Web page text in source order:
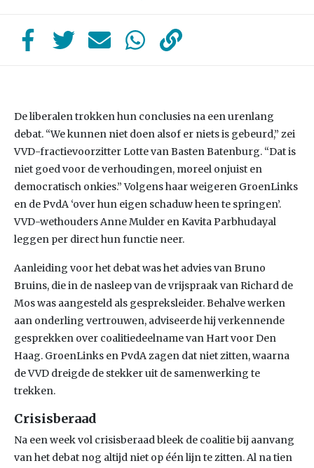
De liberalen trokken hun conclusies na een urenlang
debat. “We kunnen niet doen alsof er niets is gebeurd,” zei
VVD-fractievoorzitter Lotte van Basten Batenburg. “Dat is
niet goed voor de verhoudingen, moreel onjuist en
democratisch onkies.” Volgens haar weigeren GroenLinks
en de PvdA ‘over hun eigen schaduw heen te springen’.
VVD-wethouders Anne Mulder en Kavita Parbhudayal
leggen per direct hun functie neer.
Aanleiding voor het debat was het advies van Bruno
Bruins, die in de nasleep van de vrijspraak van Richard de
Mos was aangesteld als gespreksleider. Behalve werken
aan onderling vertrouwen, adviseerde hij verkennende
gesprekken over coalitiedeelname van Hart voor Den
Haag. GroenLinks en PvdA zagen dat niet zitten, waarna
de VVD dreigde de stekker uit de samenwerking te
trekken.
Crisisberaad
Na een week vol crisisberaad bleek de coalitie bij aanvang
van het debat nog altijd niet op één lijn te zitten. Al na tien